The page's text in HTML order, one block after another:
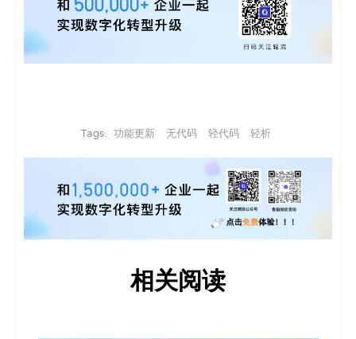
Tags: 功能更新 无代码 轻代码 轻析
相关阅读